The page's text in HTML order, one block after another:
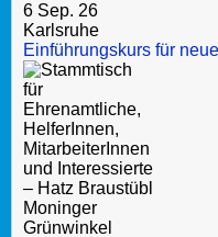
6 Sep. 26
Karlsruhe
Einführungskurs für